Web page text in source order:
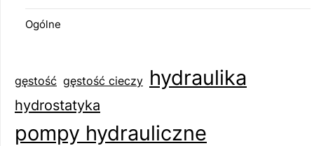
Ogólne
gęstość gęstość cieczy hydraulika
hydrostatyka
pompy hydrauliczne